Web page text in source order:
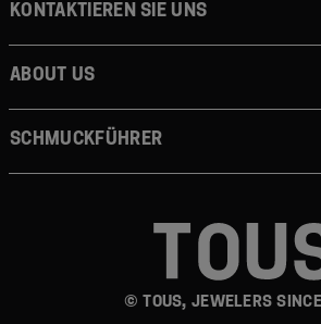
© TOUS, JEWELERS
Kontaktieren sie uns
About us
Schmuckführer